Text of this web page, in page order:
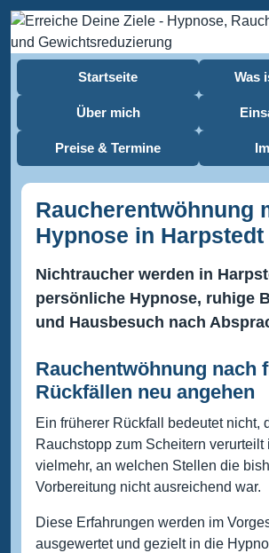
Startseite Was
Über mich
Preise & Termine
Raucherentwöhnung
Hypnose in Harpstedt
Nichtraucher werden in
persönliche Hypnose, ruhige
und Hausbesuch nach
Rauchentwöhnung nach
Rückfällen neu angehen
Ein früherer Rückfall bedeutet nicht,
Rauchstopp zum Scheitern verurteilt
vielmehr, an welchen Stellen die
Vorbereitung nicht ausreichend war.
Diese Erfahrungen werden im
ausgewertet und gezielt in die